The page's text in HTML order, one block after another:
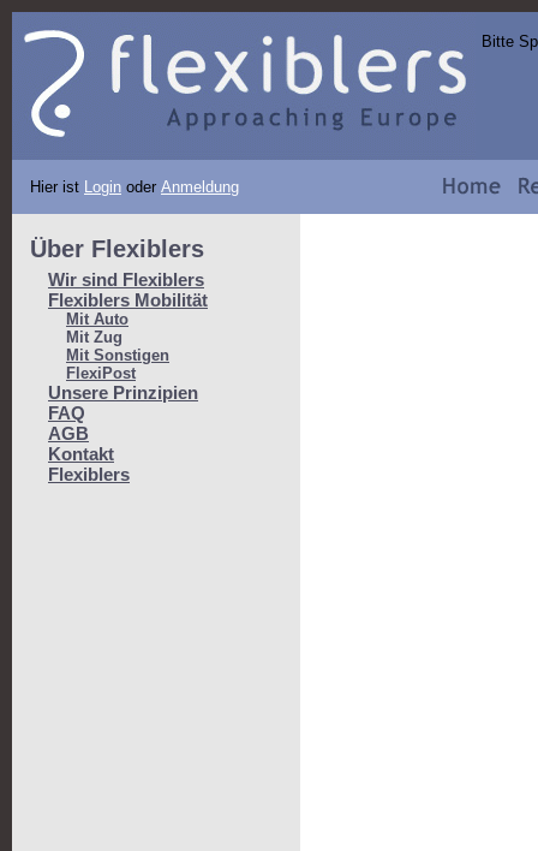
Bitte
Hier ist Login oder Anmeldung
Über Flexiblers
Wir sind Flexiblers
Flexiblers Mobilität
Mit Auto
Mit Zug
Mit Sonstigen
FlexiPost
Unsere Prinzipien
FAQ
AGB
Kontakt
Flexiblers